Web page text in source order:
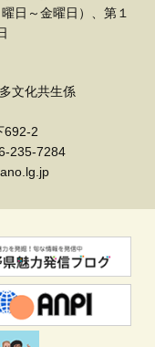
日～金曜日）、第１
文化共生係
692-2
235-7284